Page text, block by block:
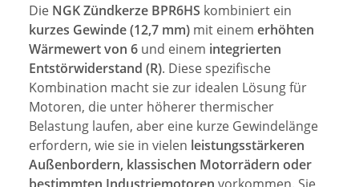
Die NGK Zündkerze BPR6HS kombiniert ein
kurzes Gewinde (12,7 mm) mit einem erhöhten
Wärmewert von 6 und einem integrierten
Entstörwiderstand (R). Diese spezifische
Kombination macht sie zur idealen Lösung für
Motoren, die unter höherer thermischer
Belastung laufen, aber eine kurze Gewindelänge
erfordern, wie sie in vielen leistungsstärkeren
Außenbordern, klassischen Motorrädern oder